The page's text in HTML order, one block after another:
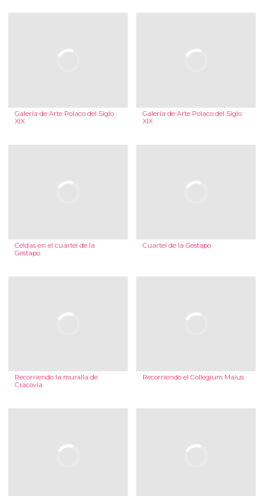
Galería de Arte Polaco del Siglo
XIX
Galería de Arte Polaco del Siglo
XIX
Celdas en el cuartel de la
Gestapo
Cuartel de la Gestapo
Recorriendo la muralla de
Cracovia
Recorriendo el Collegium Maius